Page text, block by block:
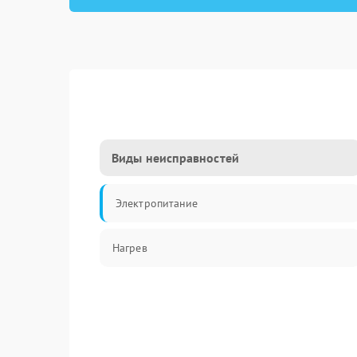
Виды неисправностей
Электропитание
Нагрев